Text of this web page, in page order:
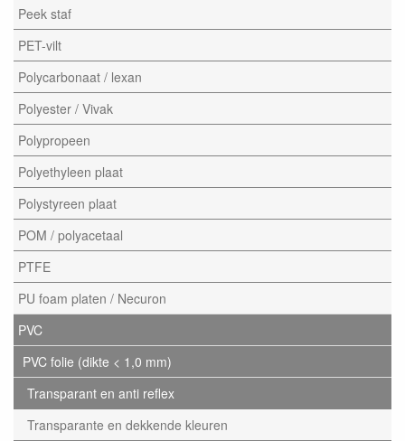
Peek staf
PET-vilt
Polycarbonaat / lexan
Polyester / Vivak
Polypropeen
Polyethyleen plaat
Polystyreen plaat
POM / polyacetaal
PTFE
PU foam platen / Necuron
PVC
PVC folie (dikte < 1,0 mm)
Transparant en anti reflex
Transparante en dekkende kleuren